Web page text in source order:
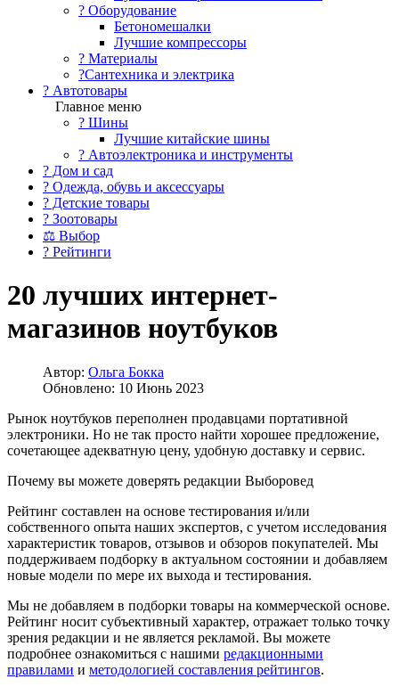
?️ Оборудование
Бетономешалки
Лучшие компрессоры
? Материалы
?Сантехника и электрика
? Автотовары
Главное меню
? Шины
Лучшие китайские шины
? Автоэлектроника и инструменты
? Дом и сад
? Одежда, обувь и аксессуары
? Детские товары
? Зоотовары
⚖ Выбор
? Рейтинги
20 лучших интернет-
магазинов ноутбуков
Автор: Ольга Бокка
Обновлено: 10 Июнь 2023
Рынок ноутбуков переполнен продавцами портативной
электроники. Но не так просто найти хорошее предложение,
сочетающее адекватную цену, удобную доставку и сервис.
Почему вы можете доверять редакции Выборовед
Рейтинг составлен на основе тестирования и/или
собственного опыта наших экспертов, с учетом исследования
характеристик товаров, отзывов и обзоров покупателей. Мы
поддерживаем подборку в актуальном состоянии и добавляем
новые модели по мере их выхода и тестирования.
Мы не добавляем в подборки товары на коммерческой основе.
Рейтинг носит субъективный характер, отражает только точку
зрения редакции и не является рекламой. Вы можете
подробнее ознакомиться с нашими редакционными
правилами и методологией составления рейтингов.